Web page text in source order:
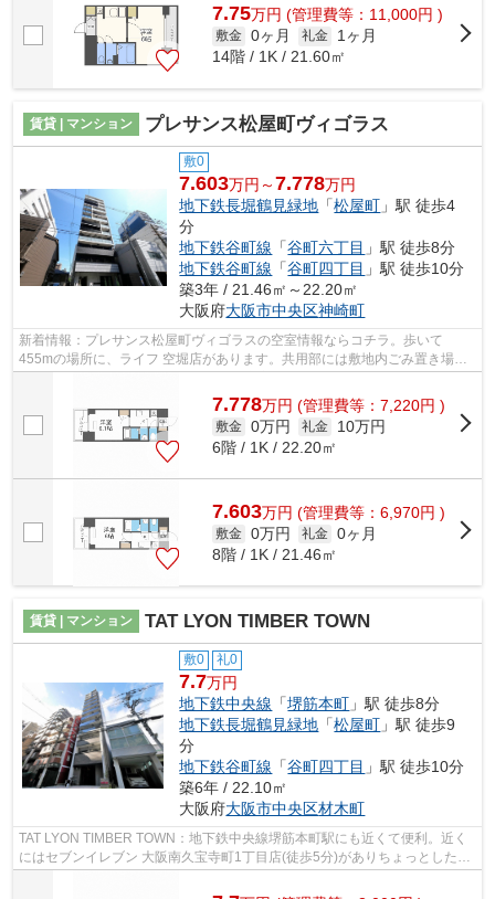
7.75万円 (管理費等：11,000円 )
敷金 0ヶ月 礼金
1ヶ月
14階 / 1K / 21.60㎡
賃貸 | マンション プレサンス松屋町ヴィゴラス
敷0
7.603万円～7.778万円
地下鉄長堀鶴見緑地 「松屋町 」駅 徒歩4
分
地下鉄谷町線 「谷町六丁目 」駅 徒歩8分
地下鉄谷町線 「谷町四丁目 」駅 徒歩10分
築3年 / 21.46㎡～22.20㎡
大阪府大阪市中央区神崎町
新着情報：プレサンス松屋町ヴィゴラスの空室情報ならコチラ。歩いて
455mの場所に、ライフ 空堀店があります。共用部には敷地内ごみ置き場・
7.778万円 (管理費等：7,220円 )
敷金 0万円 礼金
10万円
6階 / 1K / 22.20㎡
7.603万円 (管理費等：6,970円 )
敷金 0万円 礼金 0ヶ月
8階 / 1K / 21.46㎡
賃貸 | マンション TAT LYON TIMBER TOWN
敷0 礼0
7.7万円
地下鉄中央線 「堺筋本町 」駅 徒歩8分
地下鉄長堀鶴見緑地 「松屋町 」駅 徒歩9
分
地下鉄谷町線 「谷町四丁目 」駅 徒歩10分
築6年 / 22.10㎡
大阪府大阪市中央区材木町
TAT LYON TIMBER TOWN：地下鉄中央線堺筋本町駅にも近くて便利。近く
にはセブンイレブン 大阪南久宝寺町1丁目店(徒歩5分)がありちょっとした買